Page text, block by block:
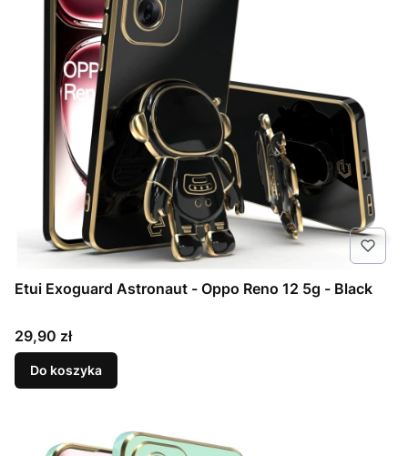
Etui Exoguard Astronaut - Oppo Reno 12 5g - Black
Cena
29,90 zł
Do koszyka